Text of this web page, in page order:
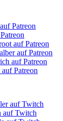
Patreon
auf Patreon
auf Patreon
auf Patreon
Patreon
auf Twitch
auf Twitch